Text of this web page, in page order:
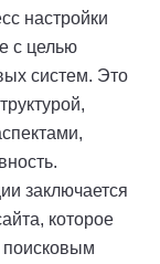
настройки
с целью
систем. Это
заключается
которое
поисковым